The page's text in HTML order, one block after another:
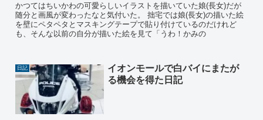
かつてはちいかわの可愛らしいイラストを描いていた娘(長女)だが
随分と画風が変わったなと気付いた。 拙宅では娘(長女)の描いた絵
を壁にペタペタとマスキングテープで貼り付けているのだけれど
も、そんな以前の自分が描いた絵を見て「うわ！かみの
日記
イオンモールで白バイにまたが
る機会を得た日記